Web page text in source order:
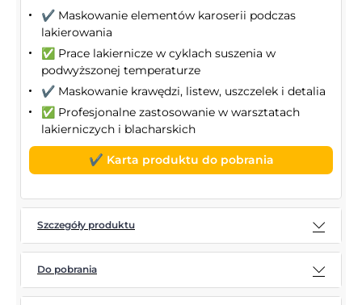
✔️ Maskowanie elementów karoserii podczas
lakierowania
✅ Prace lakiernicze w cyklach suszenia w
podwyższonej temperaturze
✔️ Maskowanie krawędzi, listew, uszczelek i detalia
✅ Profesjonalne zastosowanie w warsztatach
lakierniczych i blacharskich
✔️ Karta produktu do pobrania
Szczegóły produktu
Do pobrania